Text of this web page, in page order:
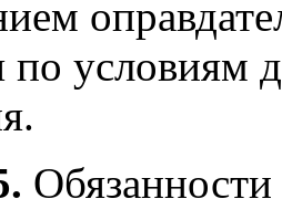
по условиям
Обязанности